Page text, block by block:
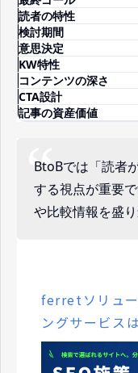
読者の特性
検討期間
意思決定
KW特性
コンテンツの深さ
CTA設計
記事の資産価値
BtoBでは「読者
する視点が重要
や比較情報を盛り
ferretソリュー
ングサービス